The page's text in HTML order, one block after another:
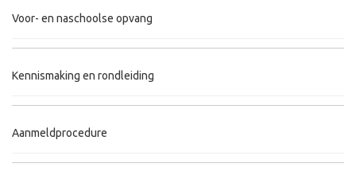
Voor- en naschoolse opvang
Kennismaking en rondleiding
Aanmeldprocedure